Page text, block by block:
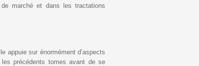
marché et dans les tractations
appuie sur énormément d’aspects
précédents tomes avant de se